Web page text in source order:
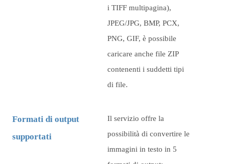
i TIFF multipagina),
JPEG/JPG, BMP, PCX,
PNG, GIF, è possibile
caricare anche file ZIP
contenenti i suddetti tipi
di file.
Formati di output
supportati
Il servizio offre la
possibilità di convertire le
immagini in testo in 5